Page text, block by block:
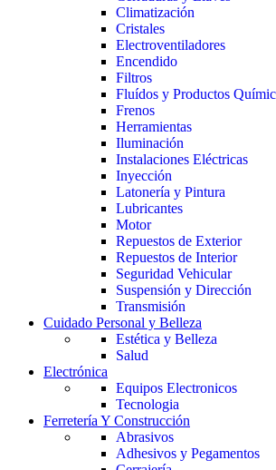
Climatización
Cristales
Electroventiladores
Encendido
Filtros
Fluídos y Productos
Frenos
Herramientas
Iluminación
Instalaciones Eléctricas
Inyección
Latonería y Pintura
Lubricantes
Motor
Repuestos de Exterior
Repuestos de Interior
Seguridad Vehicular
Suspensión y Dirección
Transmisión
Cuidado Personal y Belleza
Estética y Belleza
Salud
Electrónica
Equipos Electronicos
Tecnologia
Ferretería Y Construcción
Abrasivos
Adhesivos y Pegamentos